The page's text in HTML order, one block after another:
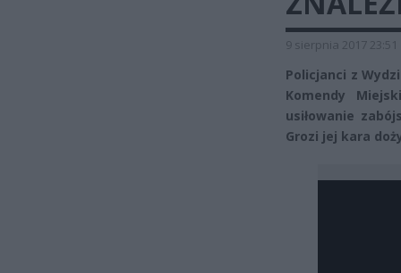
9 sierpnia 2017 23:51
Policjanci z
Komendy
usiłowanie
Grozi jej kara